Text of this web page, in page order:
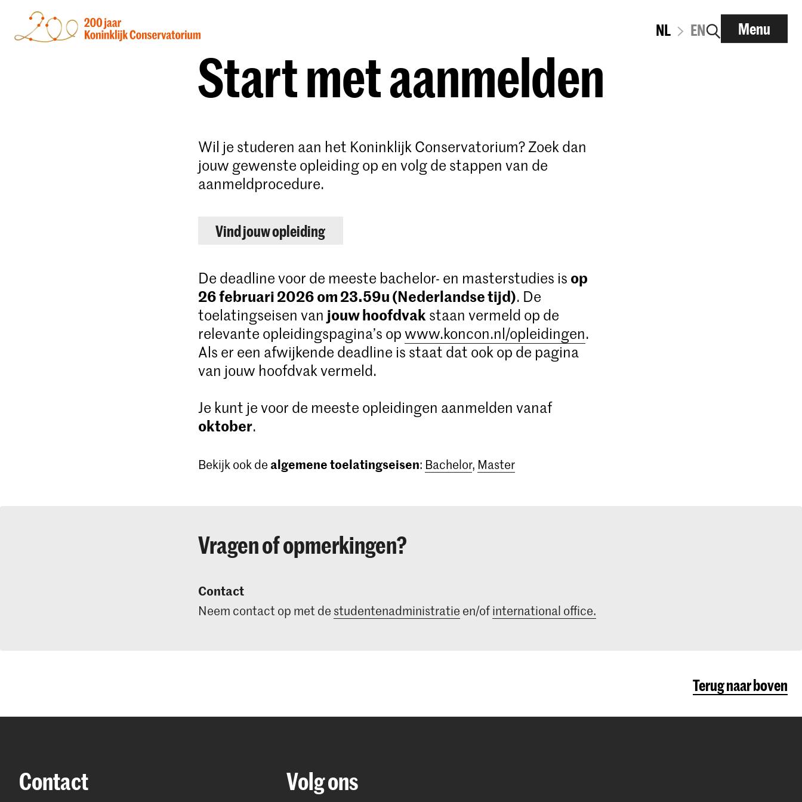
NL EN Menu
Start met aanmelden
Wil je studeren aan het Koninklijk Conservatorium? Zoek dan
jouw gewenste opleiding op en volg de stappen van de
aanmeldprocedure.
Vind jouw opleiding
De deadline voor de meeste bachelor- en masterstudies is op
26 februari 2026 om 23.59u (Nederlandse tijd). De
toelatingseisen van jouw hoofdvakstaan vermeld op de
relevante opleidingspagina’s opwww.koncon.nl/opleidingen.
Als er een afwijkende deadline is staat dat ook op de pagina
van jouw hoofdvak vermeld.
Je kunt je voor de meeste opleidingen aanmelden vanaf
oktober.
Bekijk ook de algemene toelatingseisen: Bachelor, Master
Vragen of opmerkingen?
Contact
Neem contact op met de studentenadministratie en/ofinternational office.
Terug naar boven
Contact Volg ons